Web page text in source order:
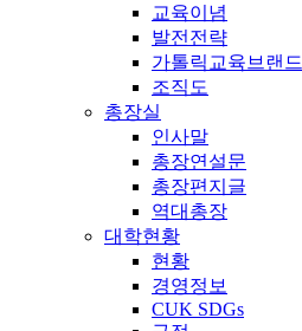
교육이념
발전전략
가톨릭교육브랜드
조직도
총장실
인사말
총장연설문
총장편지글
역대총장
대학현황
현황
경영정보
CUK SDGs